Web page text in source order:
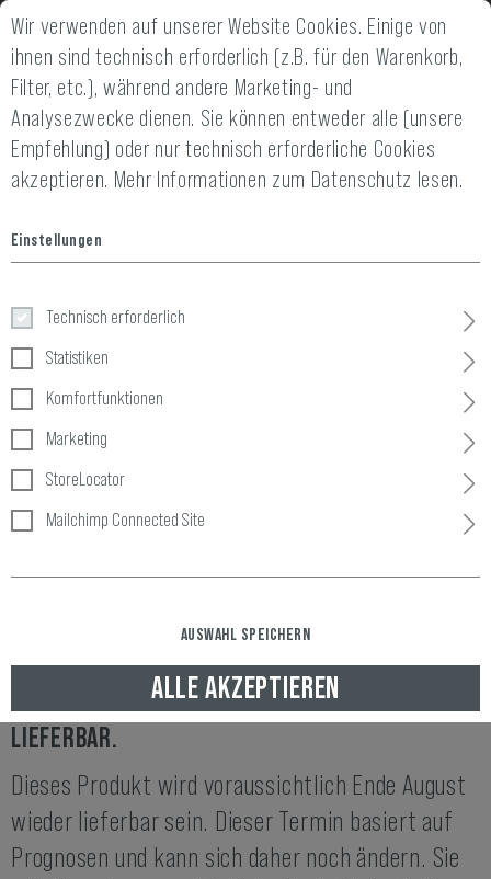
2 JAHRE GEWÄHRLEISTUNG 14 TAGE GELD-
Sniper Rifle Sling
ENDE AUGUST WIEDER LIEFERBAR
DIESER ARTIKEL IST IM MOMENT NICHT
LIEFERBAR.
Dieses Produkt wird voraussichtlich Ende August
wieder lieferbar sein. Dieser Termin basiert auf
Prognosen und kann sich daher noch ändern. Sie
Wir verwenden auf unserer Website Cookies. Einige von
ihnen sind technisch erforderlich (z.B. für den Warenkorb,
Filter, etc.), während andere Marketing- und
Analysezwecke dienen. Sie können entweder alle (unsere
Empfehlung) oder nur technisch erforderliche Cookies
akzeptieren. Mehr Informationen zum Datenschutz lesen.
Einstellungen
Technisch erforderlich
Statistiken
Komfortfunktionen
Marketing
StoreLocator
Mailchimp Connected Site
AUSWAHL SPEICHERN
ALLE AKZEPTIEREN